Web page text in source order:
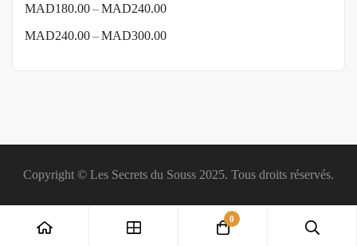
MAD180.00–MAD240.00
MAD240.00–MAD300.00
Copyright © Les Secrets du Souss 2025. Tous droits réservés.
0